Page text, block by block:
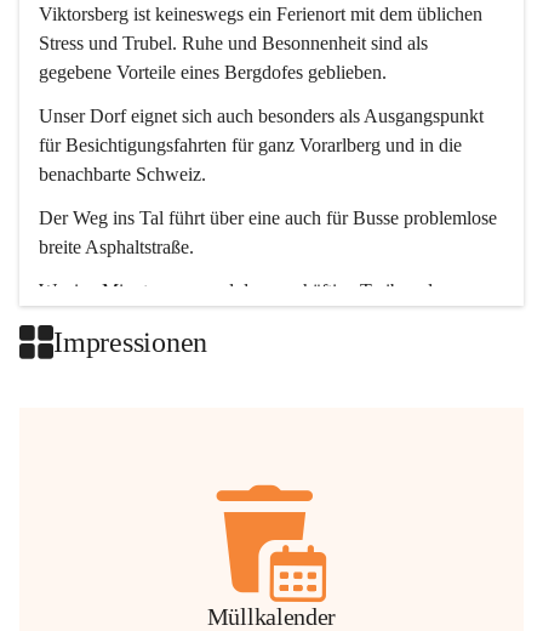
Viktorsberg ist keineswegs ein Ferienort mit dem üblichen
Stress und Trubel. Ruhe und Besonnenheit sind als
gegebene Vorteile eines Bergdofes geblieben.
Unser Dorf eignet sich auch besonders als Ausgangspunkt
für Besichtigungsfahrten für ganz Vorarlberg und in die
benachbarte Schweiz.
Der Weg ins Tal führt über eine auch für Busse problemlose
breite Asphaltstraße.
Wenige Minuten nur, und das geschäftige Treiben der
Impressionen
Müllkalender